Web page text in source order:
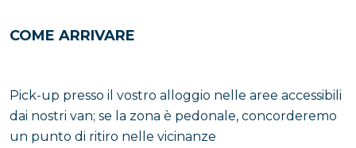
COME ARRIVARE
Pick-up presso il vostro alloggio nelle aree accessibili
dai nostri van; se la zona è pedonale, concorderemo
un punto di ritiro nelle vicinanze